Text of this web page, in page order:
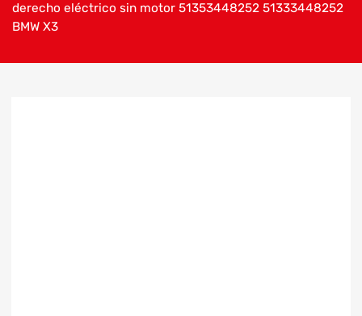
derecho eléctrico sin motor 51353448252 51333448252
BMW X3